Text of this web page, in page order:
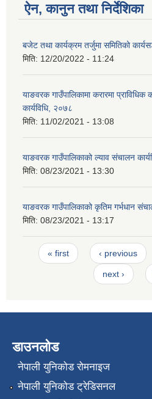
ऐन, कानुन तथा निर्देशिका
बजेट तथा कार्यक्रम तर्जुमा समितिको
मिति: 12/20/2022 - 11:24
याङवरक गाउँपालिकामा करारमा प्राविधिक
कार्यविधि, २०७८
मिति: 11/02/2021 - 13:08
याङवरक गाउँपालिकाको ल्याव संचालन
मिति: 08/23/2021 - 13:30
याङवरक गाउँपालिकाको कृतिम गर्भधान
मिति: 08/23/2021 - 13:17
Pages
« first ‹ previous
next ›
डाउनलोड
नेपाली युनिकोड रोमनाइज
नेपाली युनिकोड ट्रेडिसनल